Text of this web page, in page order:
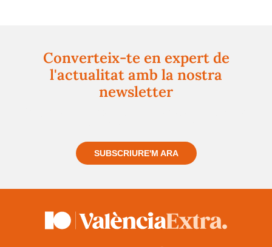
Converteix-te en expert de
l'actualitat amb la nostra
newsletter
SUBSCRIURE'M ARA